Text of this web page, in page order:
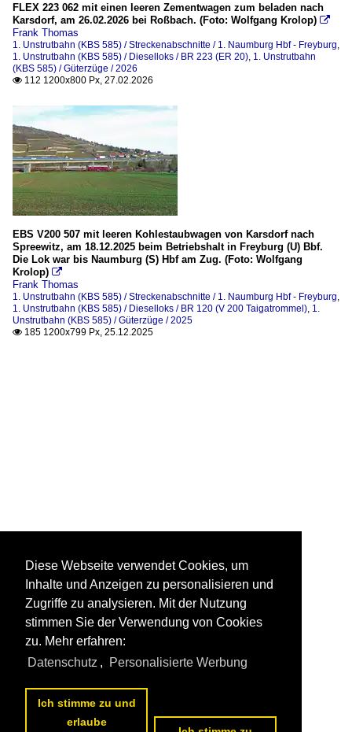
FLEX 223 062 mit einen leeren Zementwagen zum beladen nach
Karsdorf, am 26.02.2026 bei Roßbach. (Foto: Wolfgang Krolop) 
Frank Thomas
1. Unstrutbahn (KBS 585) / Streckenabschnitte / 1. Naumburg Hbf - Freyburg,
1. Unstrutbahn (KBS 585) / Dieselloks / BR 223 (ER 20), 1. Unstrutbahn
(KBS 585) / Güterzüge / 2026
 112 1200x800 Px, 27.02.2026
EBS V200 507 mit leeren Kohlestaubwagen von Karsdorf nach
Spreewitz, am 18.12.2025 beim Betriebshalt in Freyburg (U) Bbf.
Die Lok war bis Naumburg (S) Hbf am Zug. (Foto: Wolfgang
Krolop) 
Frank Thomas
1. Unstrutbahn (KBS 585) / Streckenabschnitte / 1. Naumburg Hbf - Freyburg,
1. Unstrutbahn (KBS 585) / Dieselloks / BR 120 (V 200 Taigatrommel), 1.
Unstrutbahn (KBS 585) / Güterzüge / 2025
 185 1200x799 Px, 25.12.2025
Diese Webseite verwendet Cookies, um
Inhalte und Anzeigen zu personalisieren und
Zugriffe zu analysieren. Mit der Nutzung
stimmen Sie der Verwendung von Cookies
zu. Mehr erfahren:
Datenschutz , Personalisierte Werbung
Ich stimme zu und
erlaube